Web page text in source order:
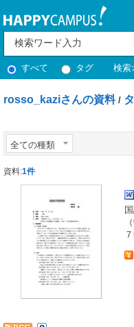
すべて タグ 検索
rosso_kaziさんの資料 /
全ての種類
資料:1件